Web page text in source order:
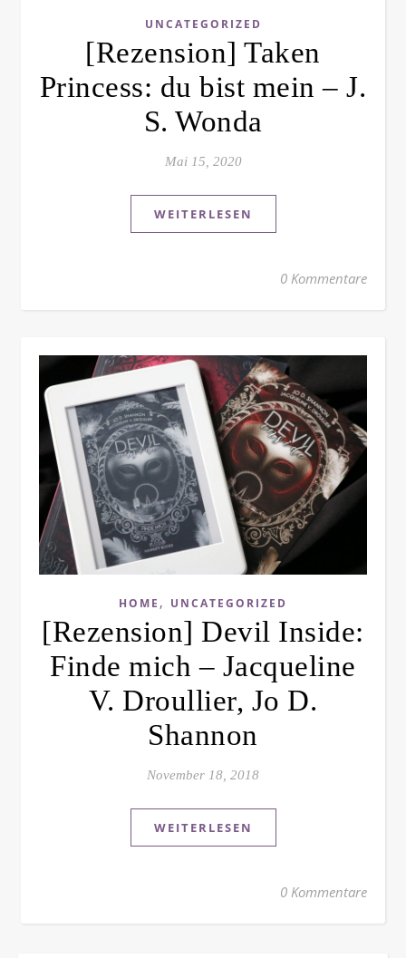
UNCATEGORIZED
[Rezension] Taken
Princess: du bist mein – J.
S. Wonda
Mai 15, 2020
WEITERLESEN
0 Kommentare
HOME , UNCATEGORIZED
[Rezension] Devil Inside:
Finde mich – Jacqueline
V. Droullier, Jo D.
Shannon
November 18, 2018
WEITERLESEN
0 Kommentare